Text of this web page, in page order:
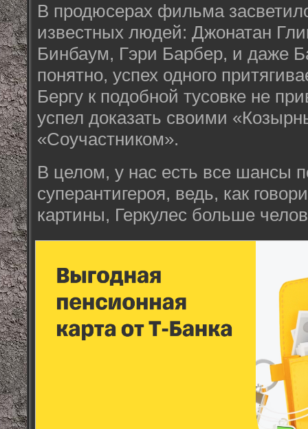
В продюсерах фильма
известных людей: Джонатан
Бинбаум, Гэри Барбер, и даже
понятно, успех одного
Бергу к подобной тусовке не
успел доказать своими
«Соучастником».
В целом, у нас есть все шансы
суперантигероя, ведь, как
картины, Геркулес больше